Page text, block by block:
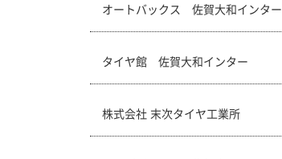
オートバックス 佐賀大和インター
タイヤ館 佐賀大和インター
株式会社 末次タイヤ工業所